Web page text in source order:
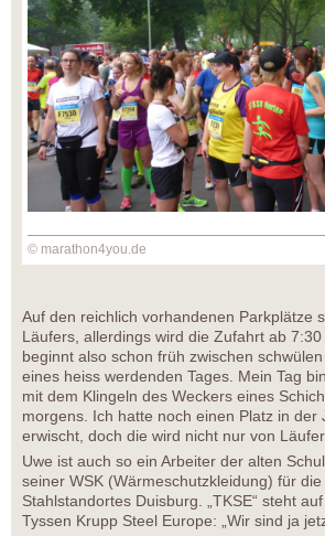
© marathon4you.de
Auf den reichlich vorhandenen Parkplätze
Läufers, allerdings wird die Zufahrt ab
beginnt also schon früh zwischen
eines heiss werdenden Tages. Mein Tag
mit dem Klingeln des Weckers eines
morgens. Ich hatte noch einen Platz in der
erwischt, doch die wird nicht nur von
Uwe ist auch so ein Arbeiter der alten
seiner WSK (Wärmeschutzkleidung) für
Stahlstandortes Duisburg. „TKSE“ steht
Tyssen Krupp Steel Europe: „Wir sind ja